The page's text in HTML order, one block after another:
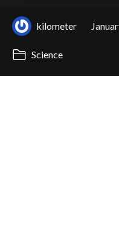
kilometer
Science